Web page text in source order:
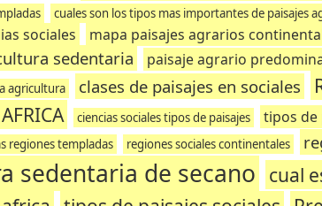
cuales son los tipos mas importantes de paisajes
sociales
mapa paisajes agrarios
sedentaria paisaje agrario
agricultura
clases de paisajes en sociales
ciencias sociales tipos de paisajes tipos de
regiones templadas
regiones sociales continentales
sedentaria de secano cual